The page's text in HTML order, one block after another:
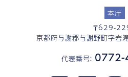
本庁
〒629-
京都府与謝郡与謝野町字
代表番号：